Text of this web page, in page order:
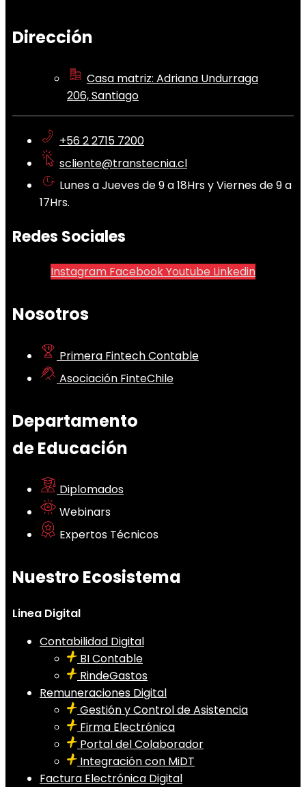
Dirección
Casa matriz: Adriana Undurraga
206, Santiago
+56 2 2715 7200
scliente@transtecnia.cl
Lunes a Jueves de 9 a 18Hrs y Viernes de 9 a
17Hrs.
Redes Sociales
Instagram FacebookYoutube Linkedin
Nosotros
Primera Fintech Contable
Asociación FinteChile
Departamento
de Educación
Diplomados
Webinars
Expertos Técnicos
Nuestro Ecosistema
Linea Digital
Contabilidad Digital
BI Contable
RindeGastos
Remuneraciones Digital
Gestión y Control de Asistencia
Firma Electrónica
Portal del Colaborador
Integración con MiDT
Factura Electrónica Digital